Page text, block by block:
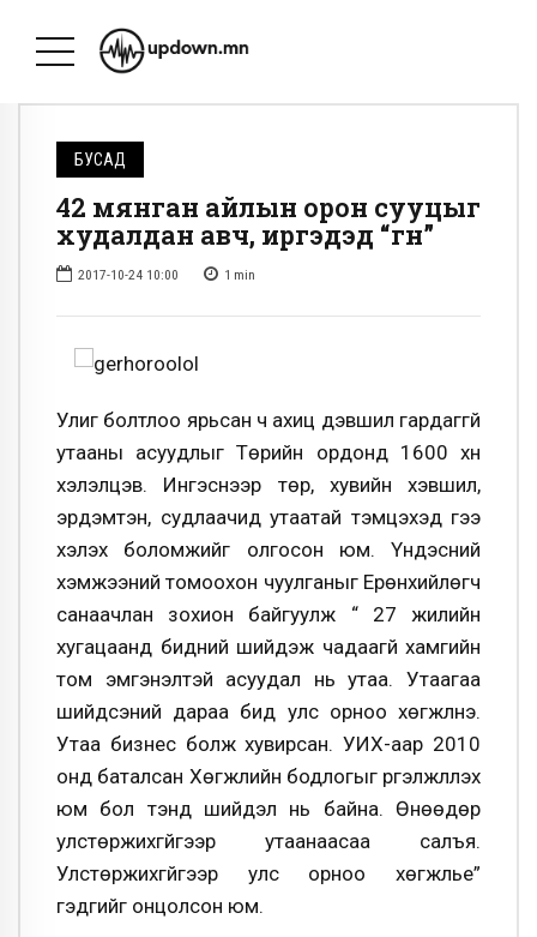
БУСАД
42 мянган айлын орон сууцыг
худалдан авч, иргэдэд “өгнө”
2017-10-24 10:00 1 min
Улиг болтлоо ярьсан ч ахиц дэвшил гардаггүй
утааны асуудлыг Төрийн ордонд 1600 хүн
хэлэлцэв. Ингэснээр төр, хувийн хэвшил,
эрдэмтэн, судлаачид утаатай тэмцэхэд үгээ
хэлэх боломжийг олгосон юм. Үндэсний
хэмжээний томоохон чуулганыг Ерөнхийлөгч
санаачлан зохион байгуулж “ 27 жилийн
хугацаанд бидний шийдэж чадаагүй хамгийн
том эмгэнэлтэй асуудал нь утаа. Утаагаа
шийдсэний дараа бид улс орноо хөгжүүлнэ.
Утаа бизнес болж хувирсан. УИХ-аар 2010
онд баталсан Хөгжлийн бодлогыг үргэлжлүүлэх
юм бол тэнд шийдэл нь байна. Өнөөдөр
улстөржихгүйгээр утаанаасаа салъя.
Улстөржихгүйгээр улс орноо хөгжүүлье”
гэдгийг онцолсон юм.